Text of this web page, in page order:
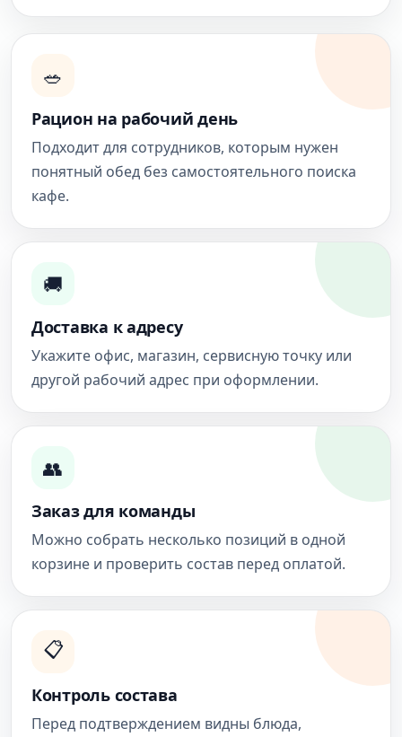
🥗
Рацион на рабочий день
Подходит для сотрудников, которым нужен
понятный обед без самостоятельного поиска
кафе.
🚚
Доставка к адресу
Укажите офис, магазин, сервисную точку или
другой рабочий адрес при оформлении.
👥
Заказ для команды
Можно собрать несколько позиций в одной
корзине и проверить состав перед оплатой.
📋
Контроль состава
Перед подтверждением видны блюда,